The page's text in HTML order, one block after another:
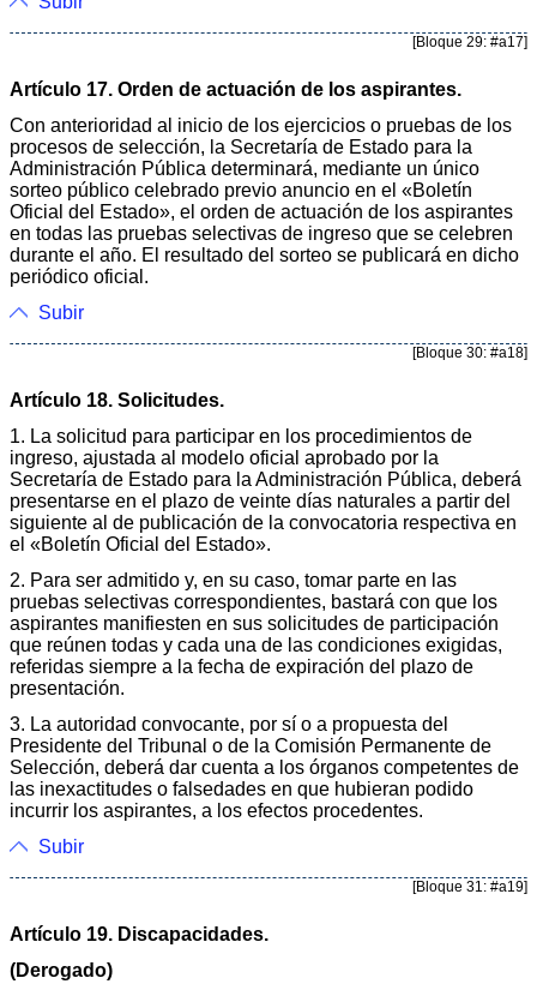
[Bloque 29: #a17]
Artículo 17. Orden de actuación de los aspirantes.
Con anterioridad al inicio de los ejercicios o pruebas de los
procesos de selección, la Secretaría de Estado para la
Administración Pública determinará, mediante un único
sorteo público celebrado previo anuncio en el «Boletín
Oficial del Estado», el orden de actuación de los aspirantes
en todas las pruebas selectivas de ingreso que se celebren
durante el año. El resultado del sorteo se publicará en dicho
periódico oficial.
Subir
[Bloque 30: #a18]
Artículo 18. Solicitudes.
1. La solicitud para participar en los procedimientos de
ingreso, ajustada al modelo oficial aprobado por la
Secretaría de Estado para la Administración Pública, deberá
presentarse en el plazo de veinte días naturales a partir del
siguiente al de publicación de la convocatoria respectiva en
el «Boletín Oficial del Estado».
2. Para ser admitido y, en su caso, tomar parte en las
pruebas selectivas correspondientes, bastará con que los
aspirantes manifiesten en sus solicitudes de participación
que reúnen todas y cada una de las condiciones exigidas,
referidas siempre a la fecha de expiración del plazo de
presentación.
3. La autoridad convocante, por sí o a propuesta del
Presidente del Tribunal o de la Comisión Permanente de
Selección, deberá dar cuenta a los órganos competentes de
las inexactitudes o falsedades en que hubieran podido
incurrir los aspirantes, a los efectos procedentes.
Subir
[Bloque 31: #a19]
Artículo 19. Discapacidades.
(Derogado)